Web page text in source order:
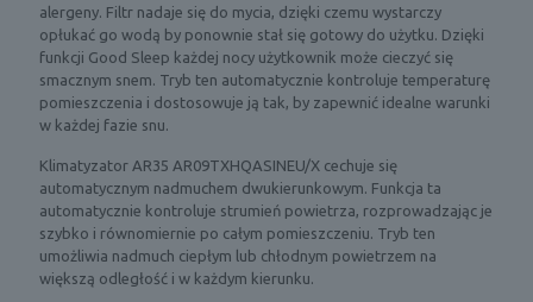
alergeny. Filtr nadaje się do mycia, dzięki czemu wystarczy
opłukać go wodą by ponownie stał się gotowy do użytku. Dzięki
funkcji Good Sleep każdej nocy użytkownik może cieczyć się
smacznym snem. Tryb ten automatycznie kontroluje temperaturę
pomieszczenia i dostosowuje ją tak, by zapewnić idealne warunki
w każdej fazie snu.
Klimatyzator AR35 AR09TXHQASINEU/X cechuje się
automatycznym nadmuchem dwukierunkowym. Funkcja ta
automatycznie kontroluje strumień powietrza, rozprowadzając je
szybko i równomiernie po całym pomieszczeniu. Tryb ten
umożliwia nadmuch ciepłym lub chłodnym powietrzem na
większą odległość i w każdym kierunku.